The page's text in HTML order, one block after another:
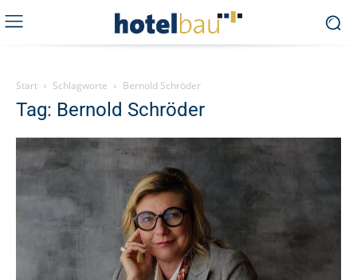
Start Schlagworte Bernold Schröder
Tag: Bernold Schröder